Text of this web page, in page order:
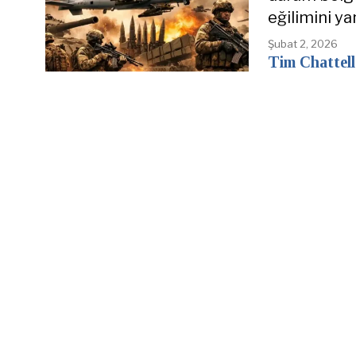
eğilimini
Şubat 2, 2026
Tim Chattell